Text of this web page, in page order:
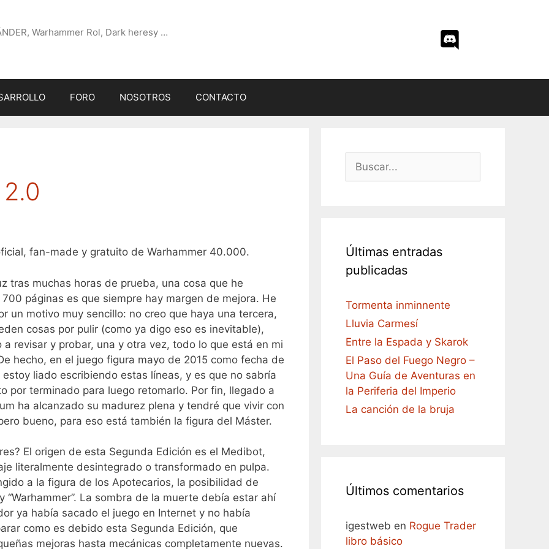
Warhammer Rol, Dark heresy …
FORO NOSOTROS CONTACTO
fan-made y gratuito de Warhammer 40.000.
tras muchas horas de prueba, una cosa que he
páginas es que siempre hay margen de mejora. He
un motivo muy sencillo: no creo que haya una tercera,
cosas por pulir (como ya digo eso es inevitable),
revisar y probar, una y otra vez, todo lo que está en mi
hecho, en el juego figura mayo de 2015 como fecha de
liado escribiendo estas líneas, y es que no sabría
por terminado para luego retomarlo. Por fin, llegado a
ha alcanzado su madurez plena y tendré que vivir con
bueno, para eso está también la figura del Máster.
El origen de esta Segunda Edición es el Medibot,
literalmente desintegrado o transformado en pulpa.
a la figura de los Apotecarios, la posibilidad de
La sombra de la muerte debía estar ahí
ya había sacado el juego en Internet y no había
como es debido esta Segunda Edición, que
mejoras hasta mecánicas completamente nuevas.
Buscar:
Últimas entradas
publicadas
Tormenta inminnente
Lluvia Carmesí
Entre la Espada y Skarok
El Paso del Fuego Negro –
Una Guía de Aventuras en
la Periferia del Imperio
La canción de la bruja
Últimos comentarios
igestweb en Rogue Trader
libro básico